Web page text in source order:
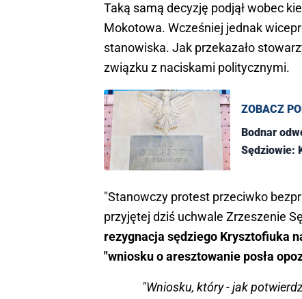
Taką samą decyzję podjął wobec
Mokotowa. Wcześniej jednak
stanowiska. Jak przekazało
związku z naciskami politycznymi.
ZOBACZ
Bodnar
Sędziowie:
"Stanowczy protest przeciwko
przyjętej dziś uchwale Zrzeszenie
rezygnacja sędziego Krysztofiuka
"wniosku o aresztowanie posła
"Wniosku, który - jak